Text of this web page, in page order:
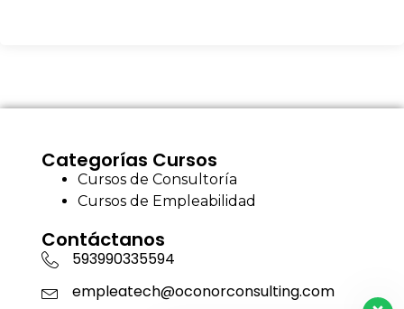
Categorías Cursos
Cursos de Consultoría
Cursos de Empleabilidad
Contáctanos
593990335594
empleatech@oconorconsulting.com